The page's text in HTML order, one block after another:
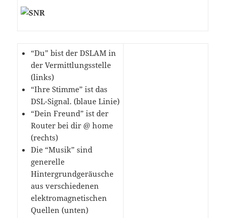
“Du” bist der DSLAM in
der Vermittlungsstelle
(links)
“Ihre Stimme” ist das
DSL-Signal. (blaue Linie)
“Dein Freund” ist der
Router bei dir @ home
(rechts)
Die “Musik” sind
generelle
Hintergrundgeräusche
aus verschiedenen
elektromagnetischen
Quellen (unten)